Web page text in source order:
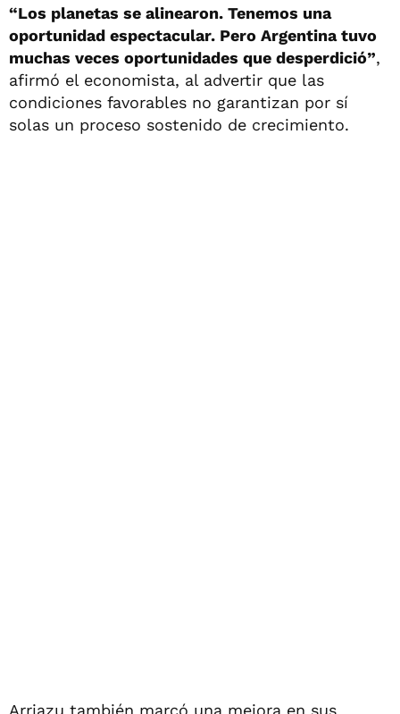
“Los planetas se alinearon. Tenemos una
oportunidad espectacular. Pero Argentina tuvo
muchas veces oportunidades que desperdició”,
afirmó el economista, al advertir que las
condiciones favorables no garantizan por sí
solas un proceso sostenido de crecimiento.
Arriazu también marcó una mejora en sus